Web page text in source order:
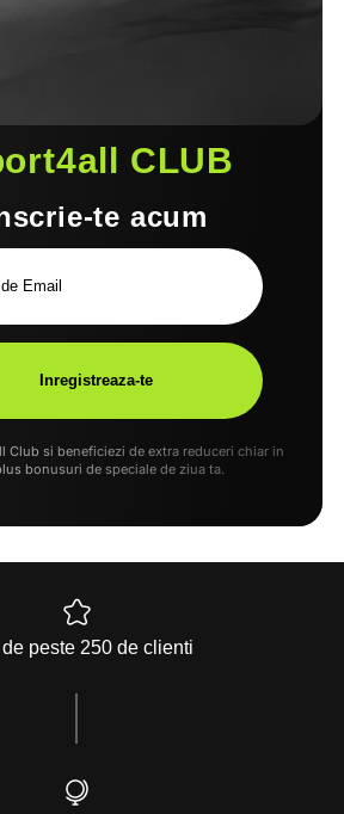
CLUB
te acum
Club si beneficiezi de extra reduceri chiar in
bonusuri de speciale de ziua ta.
peste 250 de clienti